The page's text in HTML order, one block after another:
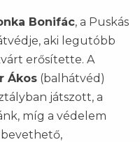
Bonifác, a Puskás
aki legutóbb
erősítette. A
Ákos (balhátvéd)
játszott, a
míg a védelem
bevethető,